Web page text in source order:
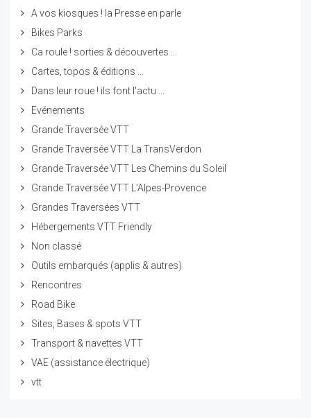
A vos kiosques ! la Presse en parle
Bikes Parks
Ca roule ! sorties & découvertes ...
Cartes, topos & éditions ...
Dans leur roue ! ils font l'actu ...
Evénements
Grande Traversée VTT
Grande Traversée VTT La TransVerdon
Grande Traversée VTT Les Chemins du Soleil
Grande Traversée VTT L’Alpes-Provence
Grandes Traversées VTT
Hébergements VTT Friendly
Non classé
Outils embarqués (applis & autres)
Rencontres
Road Bike
Sites, Bases & spots VTT
Transport & navettes VTT
VAE (assistance électrique)
vtt